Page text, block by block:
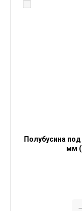
Полубусина
мм